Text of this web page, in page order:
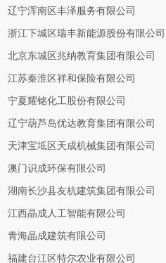
辽宁浑南区丰泽服务有限公司
浙江下城区瑞丰新能源股份有限公司
北京东城区兆纳教育集团有限公司
江苏秦淮区祥和保险有限公司
宁夏耀铭化工股份有限公司
辽宁葫芦岛优达教育集团有限公司
天津宝坻区天成机械集团有限公司
澳门识成环保有限公司
湖南长沙县友杭建筑集团有限公司
江西晶成人工智能有限公司
青海晶成建筑有限公司
福建台江区特尔农业有限公司